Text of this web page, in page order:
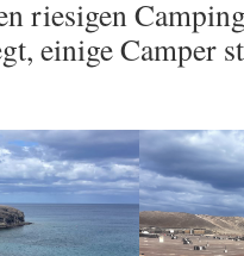
riesigen
einige Camper